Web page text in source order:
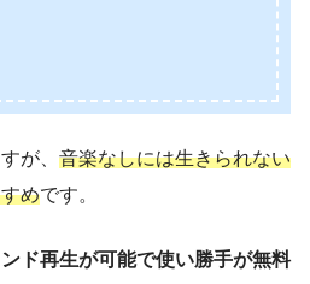
が、 音楽なしには生きられない
めです。
ド再生が可能で使い勝手が無料